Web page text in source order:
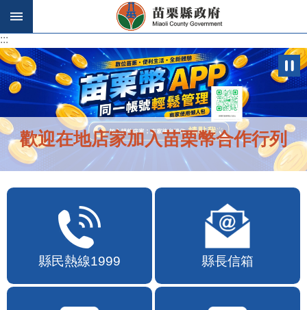
跳到主要內容區塊
:::
:::
歡迎在地店家加入苗栗幣合作行列
縣民熱線1999 縣長信箱